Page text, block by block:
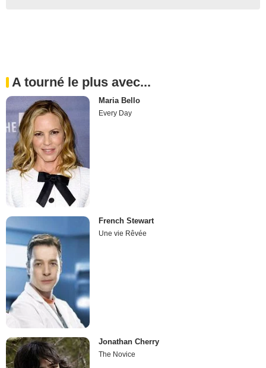
A tourné le plus avec...
Maria Bello
Every Day
French Stewart
Une vie Rêvée
Jonathan Cherry
The Novice